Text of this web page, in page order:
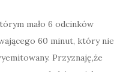
mało 6 odcinków
60 minut, który nie
Przyznaję,że